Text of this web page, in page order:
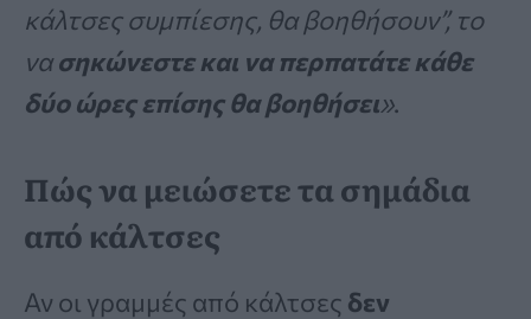
κάλτσες συμπίεσης, θα βοηθήσουν”, το
νασηκώνεστε και να περπατάτε κάθε
δύο ώρες επίσης θα βοηθήσει».
Πώς να μειώσετε τα σημάδια
από κάλτσες
Αν οι γραμμές από κάλτσες δεν